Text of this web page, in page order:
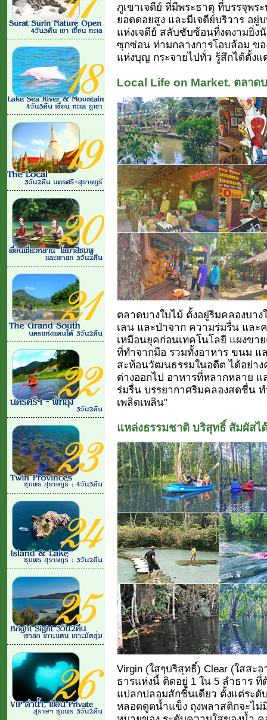
ภูเขาเจดีย์ ที่มีพระธาตุ ที่บรรจุพร
ยอดดอยสูง และมีเจดีย์บริวาร อยู่
แห่งเจดีย์ สลับซับซ้อนที่งดงามยิ่
ซุกซ่อน ท่ามกลางการโอบล้อม ข
แห่งบุญ กระจายไปทั่ว รู้สึกได้ตั้งแ
Local Life on Market. ตลาด
ตลาดบางใบไม้ ตั้งอยู่ริมคลองบา
เลน และป่าจาก ความร่มรื่น และ
เหมือนยุคก่อนเทคโนโลยี แผงขา
ที่ทำจากมือ รวมทั้งอาหาร ขนม แ
สะท้อนวัฒนธรรมในอดีต ได้อย่า
ต่างออกไป อาหารที่หลากหลาย
ร่มรื่น บรรยากาศริมคลองสดชื่น
เพลิดเพลิน"
แหล่งธรรมชาติ บริสุทธิ์ สัมผัส
Virgin (ใสๆบริสุทธิ์) Clear (ใสส
ธารแห่งนี้ ติดอยู่ 1 ใน 5 ลำธาร ที่
แปลกปลอมสักชิ้นเดียว ตั้งแต่ระดั
หลอดดูดน้ำแข็ง ถุงพลาสติกจะไ